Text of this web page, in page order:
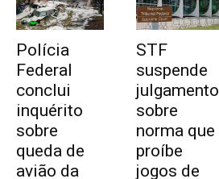
Polícia
Federal
conclui
inquérito
sobre
queda de
avião da
STF
suspende
julgamento
sobre
norma que
proíbe
jogos de